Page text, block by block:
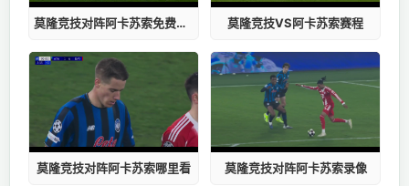
莫隆竞技对阵阿卡苏索免费观看 莫隆竞技VS阿卡苏索赛程
莫隆竞技对阵阿卡苏索哪里看 莫隆竞技对阵阿卡苏索录像